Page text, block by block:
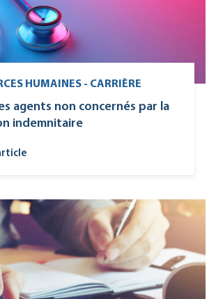
HUMAINES - CARRIÈRE
agents non concernés par la
indemnitaire